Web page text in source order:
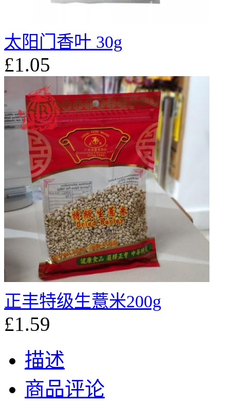
太阳门香叶 30g
£1.05
正丰特级生薏米200g
£1.59
描述
商品评论